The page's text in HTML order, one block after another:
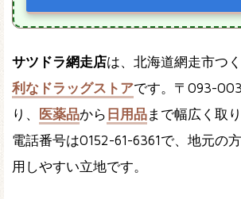
サツドラ網走店は、北海道網走市つ
利なドラッグストアです。〒093-
り、
医薬品から 日用品まで幅広く取
電話番号は0152-61-6361で、地元の
用しやすい立地です。